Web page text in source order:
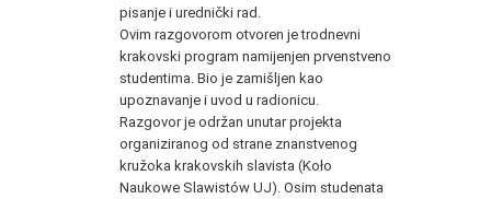
pisanje i urednički rad.
Ovim razgovorom otvoren je trodnevni
krakovski program namijenjen prvenstveno
studentima. Bio je zamišljen kao
upoznavanje i uvod u radionicu.
Razgovor je održan unutar projekta
organiziranog od strane znanstvenog
kružoka krakovskih slavista (Koło
Naukowe Slawistów UJ). Osim studenata